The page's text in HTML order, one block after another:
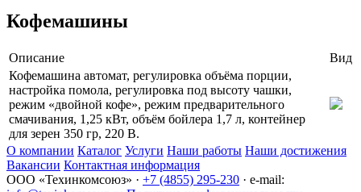
Кофемашины
Описание
Вид
Кофемашина автомат, регулировка объёма порции,
настройка помола, регулировка под высоту чашки,
режим «двойной кофе», режим предварительного
смачивания, 1,25 кВт, объём бойлера 1,7 л, контейнер
для зерен 350 гр, 220 В.
О компании Каталог Услуги Наши работы Наши достижения
Вакансии Контактная информация
ООО «Техинкомсоюз» · +7 (4855) 295-230 · e-mail: